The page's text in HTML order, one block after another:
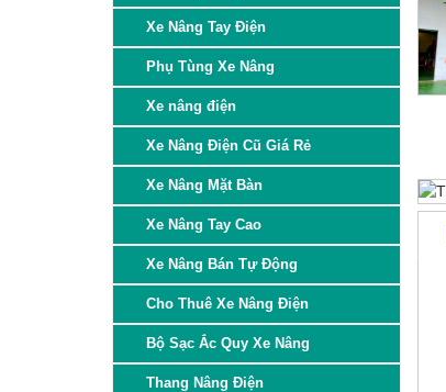
Xe Nâng Tay Điện
Phụ Tùng Xe Nâng
Xe nâng điện
Xe Nâng Điện Cũ Giá Rẻ
Xe Nâng Mặt Bàn
Xe Nâng Tay Cao
Xe Nâng Bán Tự Động
Cho Thuê Xe Nâng Điện
Bộ Sạc Ắc Quy Xe Nâng
Thang Nâng Điện